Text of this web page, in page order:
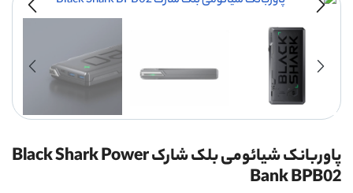
پاوربانک شیائومی بلک شارک Black Shark Power
Bank BPB02